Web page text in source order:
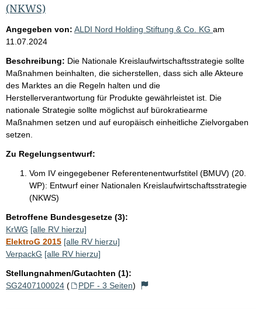
(NKWS)
Angegeben von: ALDI Nord Holding Stiftung & Co. KG am
11.07.2024
Beschreibung: Die Nationale Kreislaufwirtschaftsstrategie sollte
Maßnahmen beinhalten, die sicherstellen, dass sich alle Akteure
des Marktes an die Regeln halten und die
Herstellerverantwortung für Produkte gewährleistet ist. Die
nationale Strategie sollte möglichst auf bürokratiearme
Maßnahmen setzen und auf europäisch einheitliche Zielvorgaben
setzen.
Zu Regelungsentwurf:
Vom IV eingegebener Referentenentwurfstitel (BMUV) (20.
WP): Entwurf einer Nationalen Kreislaufwirtschaftsstrategie
(NKWS)
Betroffene Bundesgesetze (3):
KrWG [alle RV hierzu]
ElektroG 2015 [alle RV hierzu]
VerpackG [alle RV hierzu]
Stellungnahmen/Gutachten (1):
SG2407100024 ( PDF - 3 Seiten)